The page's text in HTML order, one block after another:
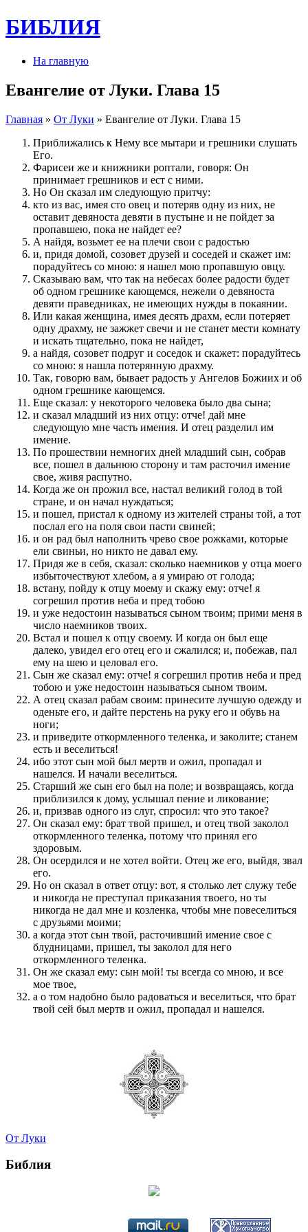
БИБЛИЯ
На главную
Евангелие от Луки. Глава 15
Главная » От Луки » Евангелие от Луки. Глава 15
Приближались к Нему все мытари и грешники слушать
Его.
Фарисеи же и книжники роптали, говоря: Он
принимает грешников и ест с ними.
Но Он сказал им следующую притчу:
кто из вас, имея сто овец и потеряв одну из них, не
оставит девяноста девяти в пустыне и не пойдет за
пропавшею, пока не найдет ее?
А найдя, возьмет ее на плечи свои с радостью
и, придя домой, созовет друзей и соседей и скажет им:
порадуйтесь со мною: я нашел мою пропавшую овцу.
Сказываю вам, что так на небесах более радости будет
об одном грешнике кающемся, нежели о девяноста
девяти праведниках, не имеющих нужды в покаянии.
Или какая женщина, имея десять драхм, если потеряет
одну драхму, не зажжет свечи и не станет мести комнату
и искать тщательно, пока не найдет,
а найдя, созовет подруг и соседок и скажет: порадуйтесь
со мною: я нашла потерянную драхму.
Так, говорю вам, бывает радость у Ангелов Божиих и об
одном грешнике кающемся.
Еще сказал: у некоторого человека было два сына;
и сказал младший из них отцу: отче! дай мне
следующую мне часть имения. И отец разделил им
имение.
По прошествии немногих дней младший сын, собрав
все, пошел в дальнюю сторону и там расточил имение
свое, живя распутно.
Когда же он прожил все, настал великий голод в той
стране, и он начал нуждаться;
и пошел, пристал к одному из жителей страны той, а тот
послал его на поля свои пасти свиней;
и он рад был наполнить чрево свое рожками, которые
ели свиньи, но никто не давал ему.
Придя же в себя, сказал: сколько наемников у отца моего
избыточествуют хлебом, а я умираю от голода;
встану, пойду к отцу моему и скажу ему: отче! я
согрешил против неба и пред тобою
и уже недостоин называться сыном твоим; прими меня в
число наемников твоих.
Встал и пошел к отцу своему. И когда он был еще
далеко, увидел его отец его и сжалился; и, побежав, пал
ему на шею и целовал его.
Сын же сказал ему: отче! я согрешил против неба и пред
тобою и уже недостоин называться сыном твоим.
А отец сказал рабам своим: принесите лучшую одежду и
оденьте его, и дайте перстень на руку его и обувь на
ноги;
и приведите откормленного теленка, и заколите; станем
есть и веселиться!
ибо этот сын мой был мертв и ожил, пропадал и
нашелся. И начали веселиться.
Старший же сын его был на поле; и возвращаясь, когда
приблизился к дому, услышал пение и ликование;
и, призвав одного из слуг, спросил: что это такое?
Он сказал ему: брат твой пришел, и отец твой заколол
откормленного теленка, потому что принял его
здоровым.
Он осердился и не хотел войти. Отец же его, выйдя, звал
его.
Но он сказал в ответ отцу: вот, я столько лет служу тебе
и никогда не преступал приказания твоего, но ты
никогда не дал мне и козленка, чтобы мне повеселиться
с друзьями моими;
а когда этот сын твой, расточивший имение свое с
блудницами, пришел, ты заколол для него
откормленного теленка.
Он же сказал ему: сын мой! ты всегда со мною, и все
мое твое,
а о том надобно было радоваться и веселиться, что брат
твой сей был мертв и ожил, пропадал и нашелся.
От Луки
Библия